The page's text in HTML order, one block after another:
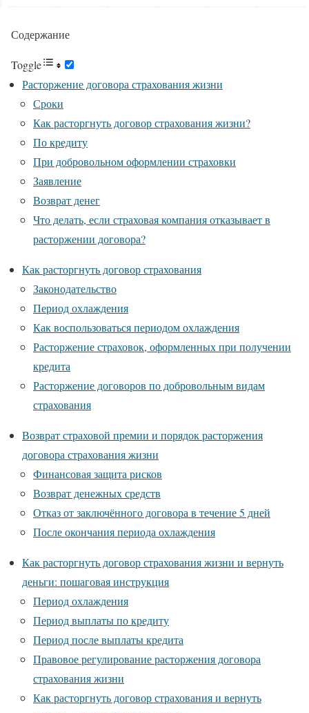
Содержание
Toggle
Расторжение договора страхования жизни
Сроки
Как расторгнуть договор страхования жизни?
По кредиту
При добровольном оформлении страховки
Заявление
Возврат денег
Что делать, если страховая компания отказывает в
расторжении договора?
​Как расторгнуть договор страхования
Законодательство
Период охлаждения
Как воспользоваться периодом охлаждения
Расторжение страховок, оформленных при получении
кредита
Расторжение договоров по добровольным видам
страхования
Возврат страховой премии и порядок расторжения
договора страхования жизни
Финансовая защита рисков
Возврат денежных средств
Отказ от заключённого договора в течение 5 дней
После окончания периода охлаждения
Как расторгнуть договор страхования жизни и вернуть
деньги: пошаговая инструкция
Период охлаждения
Период выплаты по кредиту
Период после выплаты кредита
Правовое регулирование расторжения договора
страхования жизни
Как расторгнуть договор страхования и вернуть